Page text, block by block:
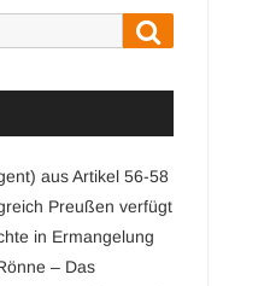
aus Artikel 56-58
Preußen verfügt
in Ermangelung
– Das